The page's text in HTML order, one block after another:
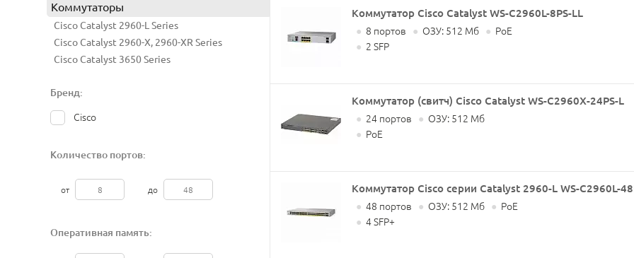
Коммутаторы
Cisco Catalyst 2960-L Series
Cisco Catalyst 2960-X, 2960-XR Series
Cisco Catalyst 3650 Series
Бренд:
Cisco
Количество портов:
от до
Оперативная память:
Коммутатор Cisco Catalyst WS-C2960L-8PS-LL
● 8 портов ● ОЗУ: 512 Мб ● PoE
● 2 SFP
Коммутатор (свитч) Cisco Catalyst WS-C2960X-24PS-L
● 24 портов ● ОЗУ: 512 Мб
● PoE
Коммутатор Cisco серии Catalyst 2960-L WS-C2960L-
● 48 портов ● ОЗУ: 512 Мб ● PoE
● 4 SFP+